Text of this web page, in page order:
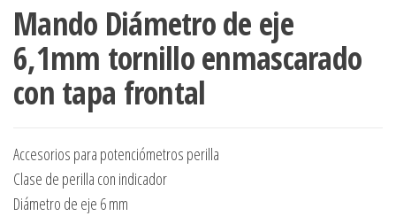
Mando Diámetro de eje
6,1mm tornillo enmascarado
con tapa frontal
Accesorios para potenciómetros perilla
Clase de perilla con indicador
Diámetro de eje 6 mm